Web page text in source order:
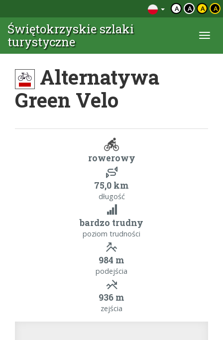
A A A A
Świętokrzyskie szlaki
turystyczne
Alternatywa
Green Velo
rowerowy
75,0 km
długość
bardzo trudny
poziom trudności
984 m
podejścia
936 m
zejścia